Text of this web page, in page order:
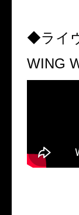
◆ライ
WING